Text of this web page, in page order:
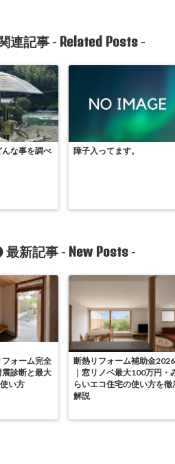
連記事 - Related Posts-
な事を調べ
障子入ってます。
最新記事 - New Posts -
ォーム完全
診断と最大
い方
断熱リフォーム補助金2026
｜窓リノベ最大100万円・
らいエコ住宅の使い方を徹
解説